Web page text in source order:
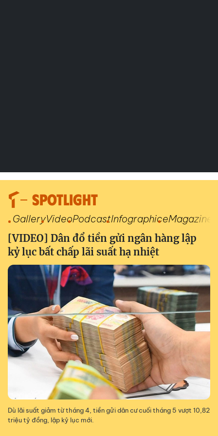
SPOTLIGHT
GalleryVideoPodcastInfographiceMagazine
[VIDEO] Dân đổ tiền gửi ngân hàng lập
kỷ lục bất chấp lãi suất hạ nhiệt
Dù lãi suất giảm từ tháng 4, tiền gửi dân cư cuối tháng 5 vượt 10,82
triệu tỷ đồng, lập kỷ lục mới.